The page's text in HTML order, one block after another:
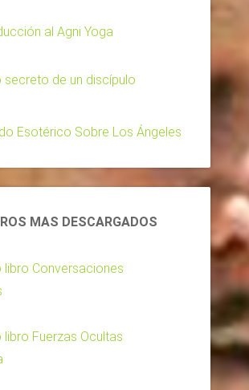
al Agni Yoga
secreto de un discípulo
Esotérico Sobre Los Ángeles
MAS DESCARGADOS
libro Conversaciones
libro Fuerzas Ocultas